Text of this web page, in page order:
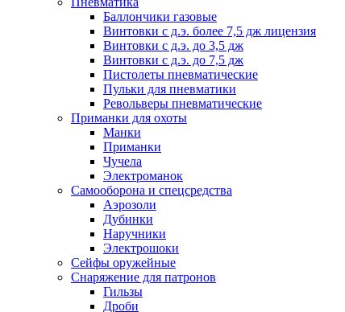
Баллончики газовые
Винтовки с д.э. более 7,5 дж лицензия
Винтовки с д.э. до 3,5 дж
Винтовки с д.э. до 7,5 дж
Пистолеты пневматические
Пульки для пневматики
Револьверы пневматические
Приманки для охоты
Манки
Приманки
Чучела
Электроманок
Самооборона и спецсредства
Аэрозоли
Дубинки
Наручники
Электрошоки
Сейфы оружейные
Снаряжение для патронов
Гильзы
Дроби